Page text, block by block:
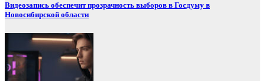
Видеозапись обеспечит прозрачность выборов в Госдуму в
Новосибирской области